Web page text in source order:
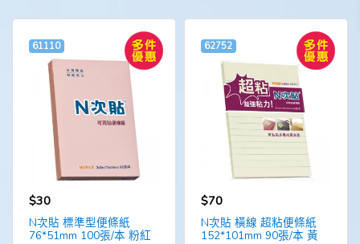
61110
$30
N次貼 標準型便條紙
76*51mm 100張/本 粉紅
62752
$70
N次貼 橫線 超粘便條紙
152*101mm 90張/本 黃